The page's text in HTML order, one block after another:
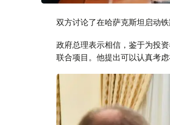
双方讨论了在哈萨克斯坦启动
政府总理表示相信，鉴于为投
联合项目。他提出可以认真考